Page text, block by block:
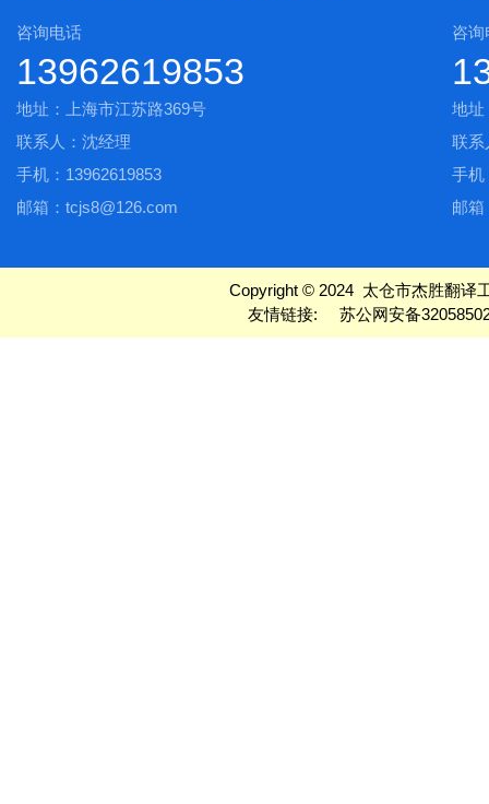
咨询电话
13962619853
地址：上海市江苏路369号
联系人：沈经理
手机：13962619853
邮箱：tcjs8@126.com
咨询
地址
联
手机
邮箱
Copyright © 2024 太仓市杰胜翻译
友情链接:
苏公网安备